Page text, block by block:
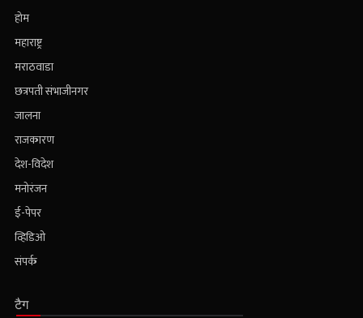
होम
महाराष्ट्र
मराठवाडा
छत्रपती संभाजीनगर
जालना
राजकारण
देश-विदेश
मनोरंजन
ई-पेपर
व्हिडिओ
संपर्क
टैग